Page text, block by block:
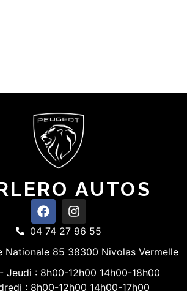
AUTOS
04 74 27 96 55
Nationale 85 38300 Nivolas Vermelle
Jeudi : 8h00-12h00 14h00-18h00
: 8h00-12h00 14h00-17h00